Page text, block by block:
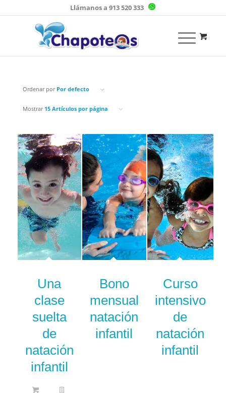
Llámanos a 913 520 333
Ordenar por Por defecto
Mostrar 15 Artículos por página
4.50
Una
clase
suelta
de
natación
infantil
Bono
mensual
natación
infantil
Curso
intensivo
de
natación
infantil